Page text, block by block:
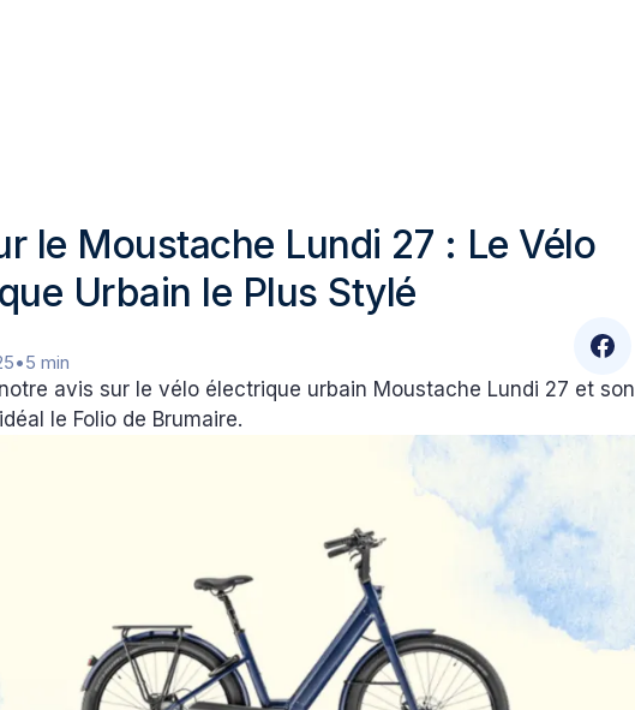
le Moustache Lundi 27 : Le Vélo
Urbain le Plus Stylé
•5 min
avis sur le vélo électrique urbain Moustache Lundi 27 et son
le Folio de Brumaire.